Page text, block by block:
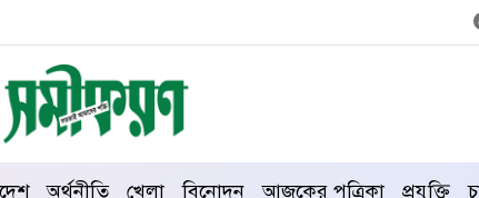
অর্থনীতি খেলা বিনোদন আজকের পত্রিকা প্রযুক্তি